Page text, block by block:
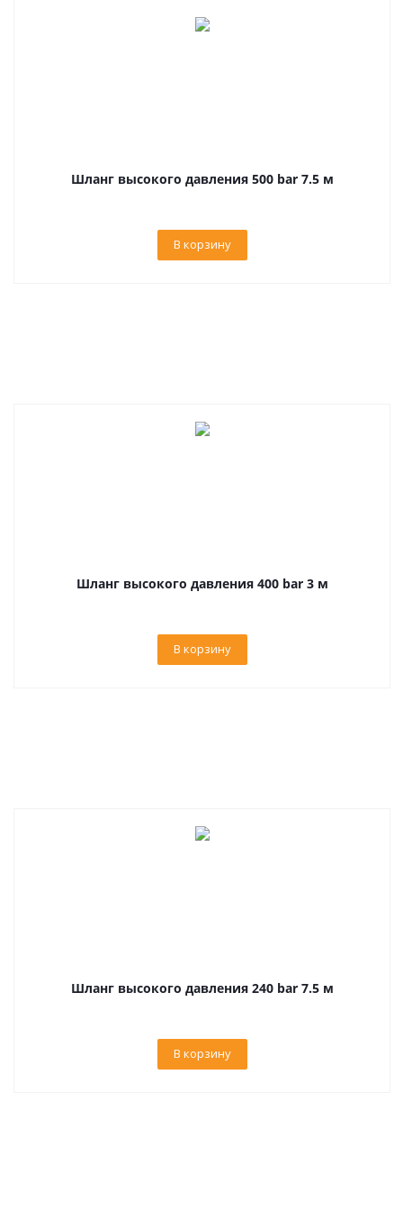
Шланг высокого давления 500 bar 7.5 м
В корзину
Шланг высокого давления 400 bar 3 м
В корзину
Шланг высокого давления 240 bar 7.5 м
В корзину